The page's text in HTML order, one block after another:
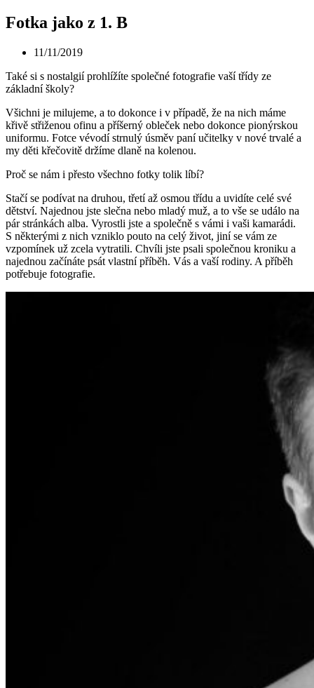
Fotka jako z 1. B
11/11/2019
Také si s nostalgií prohlížíte společné fotografie vaší třídy ze
základní školy?
Všichni je milujeme, a to dokonce i v případě, že na nich máme
křivě střiženou ofinu a příšerný obleček nebo dokonce pionýrskou
uniformu. Fotce vévodí strnulý úsměv paní učitelky v nové trvalé a
my děti křečovitě držíme dlaně na kolenou.
Proč se nám i přesto všechno fotky tolik líbí?
Stačí se podívat na druhou, třetí až osmou třídu a uvidíte celé své
dětství. Najednou jste slečna nebo mladý muž, a to vše se událo na
pár stránkách alba. Vyrostli jste a společně s vámi i vaši kamarádi.
S některými z nich vzniklo pouto na celý život, jiní se vám ze
vzpomínek už zcela vytratili. Chvíli jste psali společnou kroniku a
najednou začínáte psát vlastní příběh. Vás a vaší rodiny. A příběh
potřebuje fotografie.